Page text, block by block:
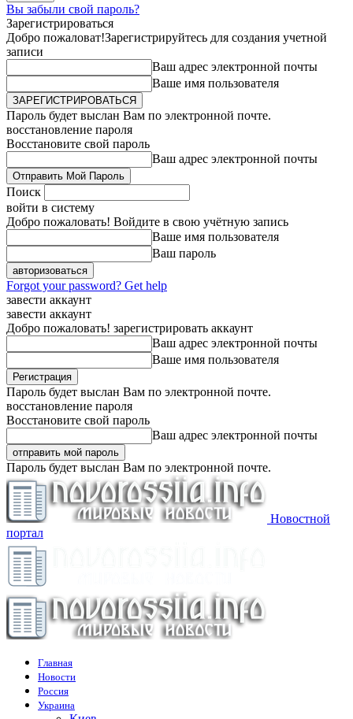
Вы забыли свой пароль?
Зарегистрироваться
Добро пожаловат!Зарегистрируйтесь для создания учетной
записи
Ваш адрес электронной почты
Ваше имя пользователя
Пароль будет выслан Вам по электронной почте.
восстановление пароля
Восстановите свой пароль
Ваш адрес электронной почты
Поиск
войти в систему
Добро пожаловать! Войдите в свою учётную запись
Ваше имя пользователя
Ваш пароль
Forgot your password? Get help
завести аккаунт
завести аккаунт
Добро пожаловать! зарегистрировать аккаунт
Ваш адрес электронной почты
Ваше имя пользователя
Пароль будет выслан Вам по электронной почте.
восстановление пароля
Восстановите свой пароль
Ваш адрес электронной почты
Пароль будет выслан Вам по электронной почте.
Новостной
портал
Главная
Новости
Россия
Украина